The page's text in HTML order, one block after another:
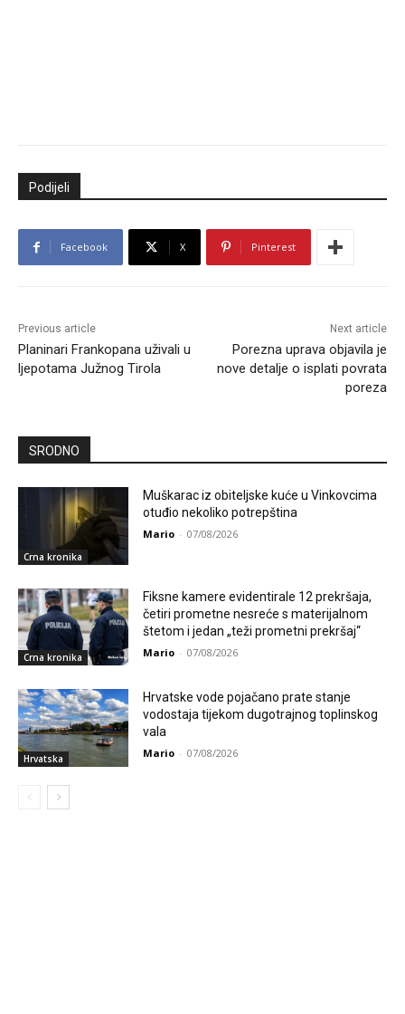
Podijeli
Facebook X Pinterest
Previous article
Planinari Frankopana uživali u
ljepotama Južnog Tirola
Next article
Porezna uprava objavila je
nove detalje o isplati povrata
poreza
SRODNO
Crna kronika
Muškarac iz obiteljske kuće u Vinkovcima
otuđio nekoliko potrepština
Mario - 07/08/2026
Crna kronika
Fiksne kamere evidentirale 12 prekršaja,
četiri prometne nesreće s materijalnom
štetom i jedan „teži prometni prekršaj“
Mario - 07/08/2026
Hrvatska
Hrvatske vode pojačano prate stanje
vodostaja tijekom dugotrajnog toplinskog
vala
Mario - 07/08/2026